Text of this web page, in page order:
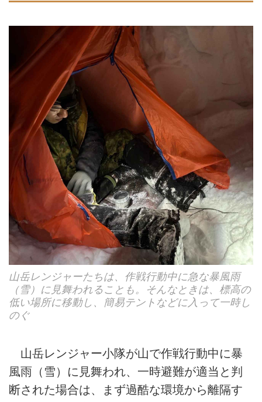
山岳レンジャーたちは、作戦行動中に急な暴風雨
（雪）に見舞われることも。そんなときは、標高の
低い場所に移動し、簡易テントなどに入って一時し
のぐ
山岳レンジャー小隊が山で作戦行動中に暴
風雨（雪）に見舞われ、一時避難が適当と判
断された場合は、まず過酷な環境から離隔す